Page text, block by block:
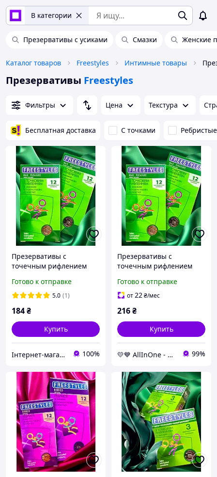
В категории
Презервативы с усиками Смазки Женские
Каталог товаров Freestyles Интимные товары
Презервативы Freestyles
Фильтры Цена Текстура
Бесплатная доставка С точками Ребристые
Презервативы с
точечным рифлением
Pleasure с
пролонгирующим
Nomax
Готово к отправке
5.0 (1)
184₴
Купить
Інтернет-магазин "Амур" 100%
Презервативы с
точечным рифлением
Pleasure с
пролонгирующим
Love&Life -online-
multimarket-
Готово к отправке
от22₴/мес
216₴
Купить
💛💙 AllInOne - находи все необходимое в одном магазине! 99%